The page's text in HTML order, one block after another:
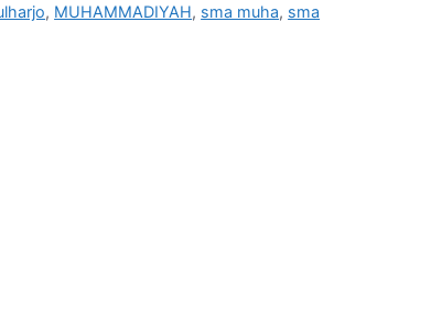
, MUHAMMADIYAH, sma muha, sma